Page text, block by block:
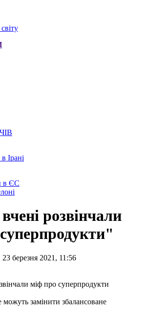
Ірані
в ЄС
розвінчали
березня 2021, 11:56
замінити збалансоване